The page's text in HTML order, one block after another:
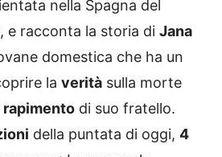
nella Spagna del
, e racconta la storia di Jana
domestica che ha un
la verità sulla morte
rapimento di suo fratello.
della puntata di oggi, 4